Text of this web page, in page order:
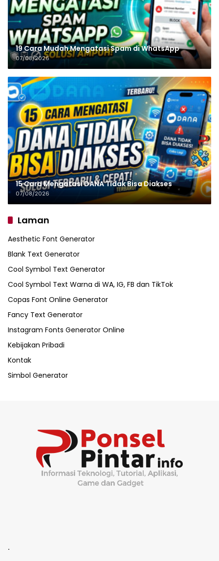
19 Cara Mudah Mengatasi Spam di WhatsApp
07/08/2026
15 Cara Mengatasi DANA Tidak Bisa Diakses
07/08/2026
Laman
Aesthetic Font Generator
Blank Text Generator
Cool Symbol Text Generator
Cool Symbol Text Warna di WA, IG, FB dan TikTok
Copas Font Online Generator
Fancy Text Generator
Instagram Fonts Generator Online
Kebijakan Pribadi
Kontak
Simbol Generator
.